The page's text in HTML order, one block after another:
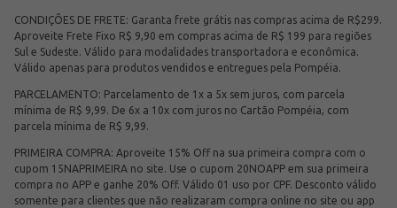
CONDIÇÕES DE FRETE: Garanta frete grátis nas compras acima de R$299.
Aproveite Frete Fixo R$ 9,90 em compras acima de R$ 199 para regiões
Sul e Sudeste. Válido para modalidades transportadora e econômica.
Válido apenas para produtos vendidos e entregues pela Pompéia.
PARCELAMENTO: Parcelamento de 1x a 5x sem juros, com parcela
mínima de R$ 9,99. De 6x a 10x com juros no Cartão Pompéia, com
parcela mínima de R$ 9,99.
PRIMEIRA COMPRA: Aproveite 15% Off na sua primeira compra com o
cupom 15NAPRIMEIRA no site. Use o cupom 20NOAPP em sua primeira
compra no APP e ganhe 20% Off. Válido 01 uso por CPF. Desconto válido
somente para clientes que não realizaram compra online no site ou app